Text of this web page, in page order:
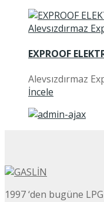
EXPROOF
Alevsızdırmaz
İncele
1997 ‘den bugüne